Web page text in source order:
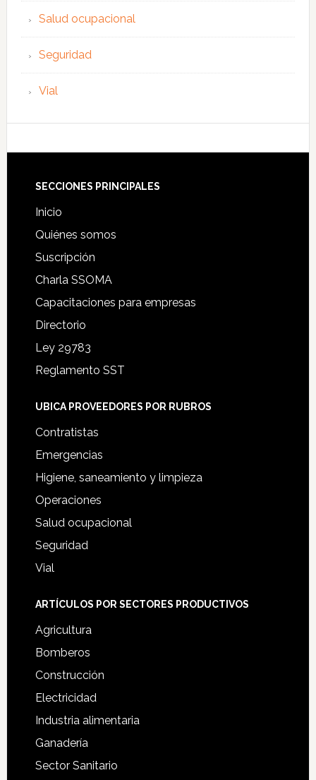
Salud ocupacional
Seguridad
Vial
Footer
SECCIONES PRINCIPALES
Inicio
Quiénes somos
Suscripción
Charla SSOMA
Capacitaciones para empresas
Directorio
Ley 29783
Reglamento SST
UBICA PROVEEDORES POR RUBROS
Contratistas
Emergencias
Higiene, saneamiento y limpieza
Operaciones
Salud ocupacional
Seguridad
Vial
ARTÍCULOS POR SECTORES PRODUCTIVOS
Agricultura
Bomberos
Construcción
Electricidad
Industria alimentaria
Ganadería
Sector Sanitario